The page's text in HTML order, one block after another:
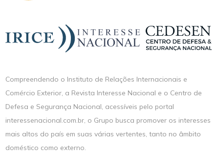
Compreendendo o Instituto de Relações Internacionais e
Comércio Exterior, a Revista Interesse Nacional e o Centro de
Defesa e Segurança Nacional, acessíveis pelo portal
interessenacional.com.br, o Grupo busca promover os interesses
mais altos do país em suas várias vertentes, tanto no âmbito
doméstico como externo.